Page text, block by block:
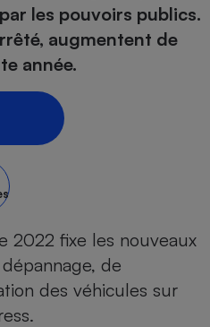
les pouvoirs publics.
augmentent de
année.
2022 fixe les nouveaux
de
des véhicules sur
Sécurité - Hygiène
Supermarché - Drive
Assurance
Banque - Crédit
Epargne - Fiscalité
Circulation routière
Contrôle technique -
Pièce détachée
Moto
Supermarché - Drive
Comparatif
Comparatif plaque à
Comparatif aspirateur
Comparatif cafetière
Comparatif casque audio
Comparatif barre de son
Comparatif tablette
Image et son
Crédit immobilier
Comparatif tondeuse
Comparatif poêle à
Bricolage - Jardinage
Chauffage
Produit d'entretien
Système de santé -
Maison de retraite
Retraite
- Testez le débit de votre
Internet